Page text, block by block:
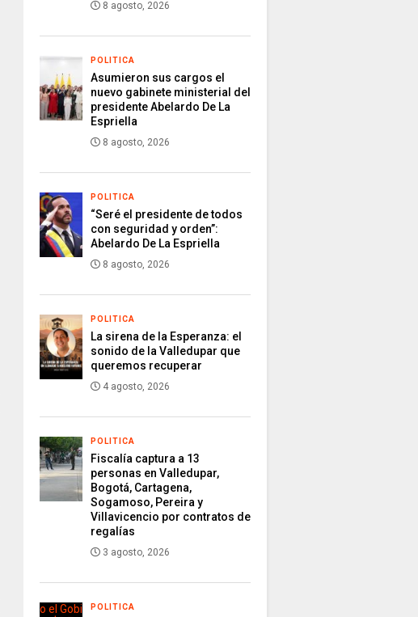
8 agosto, 2026
POLITICA
Asumieron sus cargos el
nuevo gabinete ministerial del
presidente Abelardo De La
Espriella
8 agosto, 2026
POLITICA
“Seré el presidente de todos
con seguridad y orden”:
Abelardo De La Espriella
8 agosto, 2026
POLITICA
La sirena de la Esperanza: el
sonido de la Valledupar que
queremos recuperar
4 agosto, 2026
POLITICA
Fiscalía captura a 13
personas en Valledupar,
Bogotá, Cartagena,
Sogamoso, Pereira y
Villavicencio por contratos de
regalías
3 agosto, 2026
POLITICA